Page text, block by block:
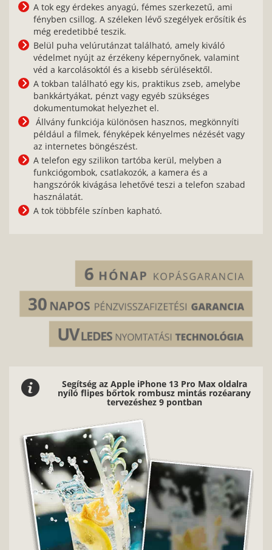
A tok egy érdekes anyagú, fémes szerkezetű, ami
fényben csillog. A széleken lévő szegélyek erősítik és
még eredetibbé teszik.
Belül puha velúrutánzat található, amely kiváló
védelmet nyújt az érzékeny képernyőnek, valamint
véd a karcolásoktól és a kisebb sérülésektől.
A tokban található egy kis, praktikus zseb, amelybe
bankkártyákat, pénzt vagy egyéb szükséges
dokumentumokat helyezhet el.
Állvány funkciója különösen hasznos, megkönnyíti
például a filmek, fényképek kényelmes nézését vagy
az internetes böngészést.
A telefon egy szilikon tartóba kerül, melyben a
funkciógombok, csatlakozók, a kamera és a
hangszórók kivágása lehetővé teszi a telefon szabad
használatát.
A tok többféle színben kapható.
Segítség az Apple iPhone 13 Pro Max oldalra
nyíló flipes bőrtok rombusz mintás rozéarany
tervezéshez 9 pontban